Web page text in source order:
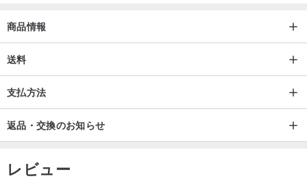
商品情報
送料
支払方法
返品・交換のお知らせ
レビュー